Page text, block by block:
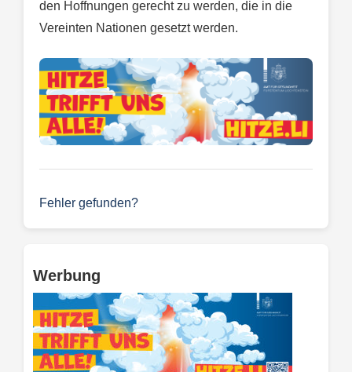
den Hoffnungen gerecht zu werden, die in die
Vereinten Nationen gesetzt werden.
Fehler gefunden?
Werbung